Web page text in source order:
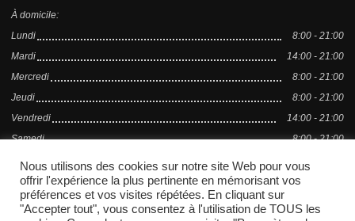
À domicile:
Lundi
8:00 - 21:00
Mardi
14:00 - 21:00
Mercredi
8:00 - 21:00
Jeudi
8:00 - 21:00
Vendredi
14:00 - 21:00
Samedi
8:00 - 21:00
Nous utilisons des cookies sur notre site Web pour vous
offrir l'expérience la plus pertinente en mémorisant vos
préférences et vos visites répétées. En cliquant sur
"Accepter tout", vous consentez à l'utilisation de TOUS les